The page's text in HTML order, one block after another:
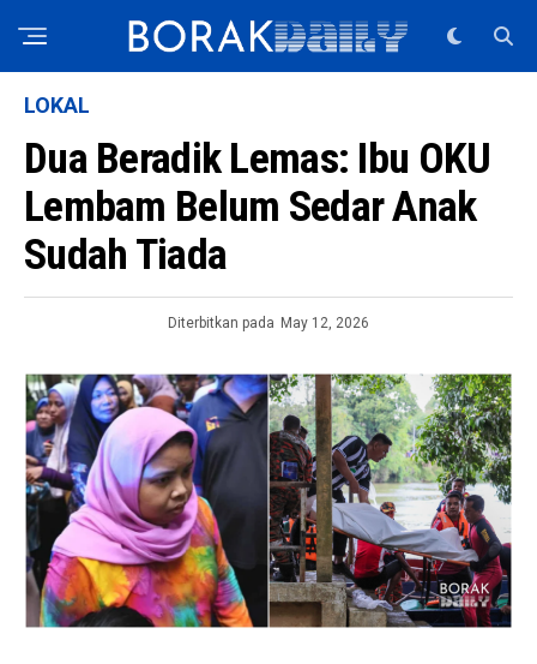
LOKAL
Dua Beradik Lemas: Ibu OKU
Lembam Belum Sedar Anak
Sudah Tiada
Diterbitkan pada May 12, 2026